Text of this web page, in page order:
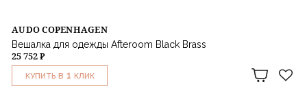
AUDO COPENHAGEN
Вешалка для одежды Afteroom Black Brass
25 752 ₽
КУПИТЬ В 1 КЛИК